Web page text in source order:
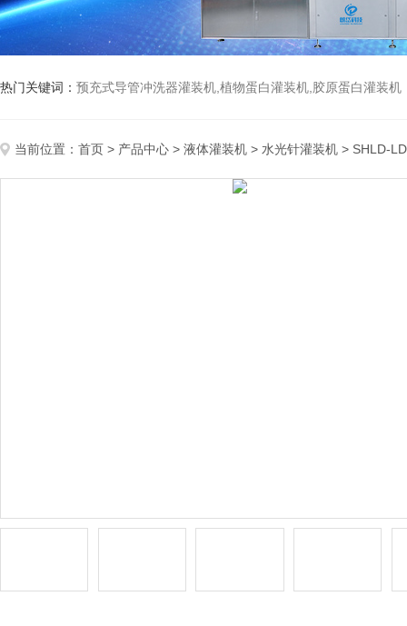
热门关键词： 预充式导管冲洗器灌装机,植物蛋白灌装机,胶原蛋白灌装机
当前位置： 首页 > 产品中心 > 液体灌装机 > 水光针灌装机 > SHLD-